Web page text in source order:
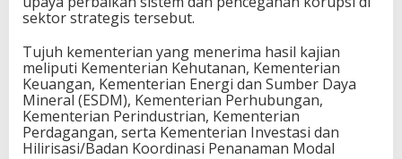
sektor strategis tersebut.
Tujuh kementerian yang menerima hasil kajian
meliputi Kementerian Kehutanan, Kementerian
Keuangan, Kementerian Energi dan Sumber Daya
Mineral (ESDM), Kementerian Perhubungan,
Kementerian Perindustrian, Kementerian
Perdagangan, serta Kementerian Investasi dan
Hilirisasi/Badan Koordinasi Penanaman Modal